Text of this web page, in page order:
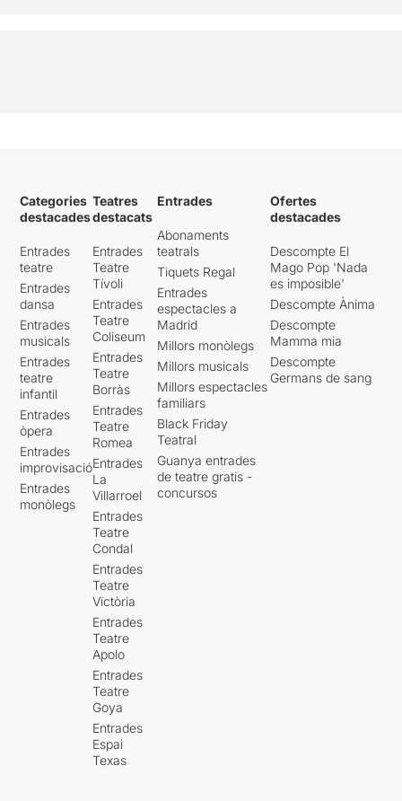
Categories
destacades
Entrades
teatre
Entrades
dansa
Entrades
musicals
Entrades
teatre
infantil
Entrades
òpera
Entrades
improvisació
Entrades
monòlegs
Teatres
destacats
Entrades
Teatre
Tívoli
Entrades
Teatre
Coliseum
Entrades
Teatre
Borràs
Entrades
Teatre
Romea
Entrades
La
Villarroel
Entrades
Teatre
Condal
Entrades
Teatre
Victòria
Entrades
Teatre
Apolo
Entrades
Teatre
Goya
Entrades
Espai
Texas
Entrades
Abonaments
teatrals
Tiquets Regal
Entrades
espectacles a
Madrid
Millors monòlegs
Millors musicals
Millors espectacles
familiars
Black Friday
Teatral
Guanya entrades
de teatre gratis -
concursos
Ofertes
destacades
Descompte El
Mago Pop 'Nada
es imposible'
Descompte Ànima
Descompte
Mamma mia
Descompte
Germans de sang